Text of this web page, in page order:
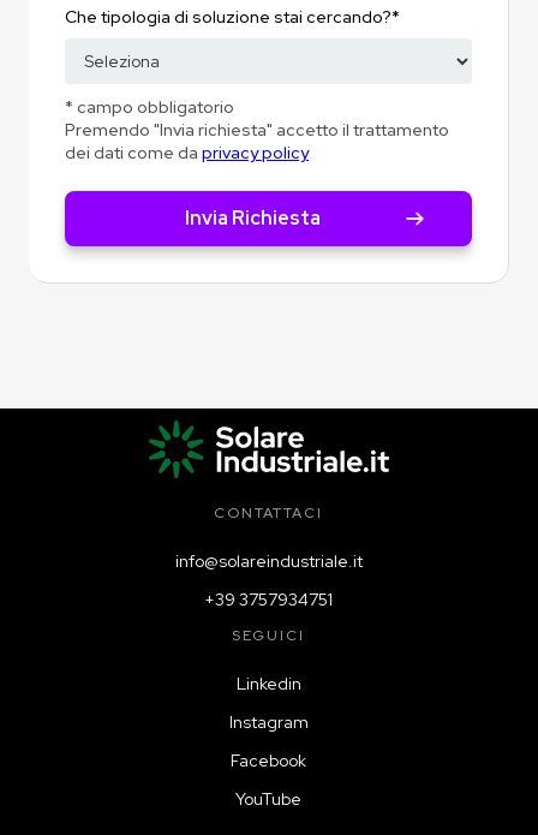
Che tipologia di soluzione stai cercando?*
* campo obbligatorio
Premendo "Invia richiesta" accetto il trattamento
dei dati come daprivacy policy
CONTATTACI
info@solareindustriale.it
+39 3757934751
SEGUICI
Linkedin
Instagram
Facebook
YouTube